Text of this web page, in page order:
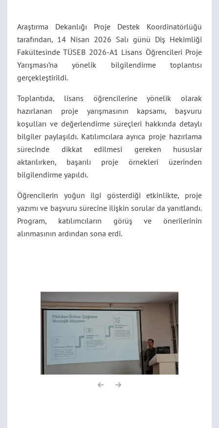
Araştırma Dekanlığı Proje Destek Koordinatörlüğü
tarafından, 14 Nisan 2026 Salı günü Diş Hekimliği
Fakültesinde TÜSEB 2026-A1 Lisans Öğrencileri Proje
Yarışması’na yönelik bilgilendirme toplantısı
gerçekleştirildi.
Toplantıda, lisans öğrencilerine yönelik olarak
hazırlanan proje yarışmasının kapsamı, başvuru
koşulları ve değerlendirme süreçleri hakkında detaylı
bilgiler paylaşıldı. Katılımcılara ayrıca proje hazırlama
sürecinde dikkat edilmesi gereken hususlar
aktarılırken, başarılı proje örnekleri üzerinden
bilgilendirme yapıldı.
Öğrencilerin yoğun ilgi gösterdiği etkinlikte, proje
yazımı ve başvuru sürecine ilişkin sorular da yanıtlandı.
Program, katılımcıların görüş ve önerilerinin
alınmasının ardından sona erdi.